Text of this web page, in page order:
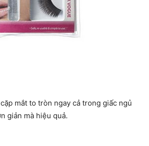
mắt to tròn ngay cả trong giấc ngủ
giản mà hiệu quả.